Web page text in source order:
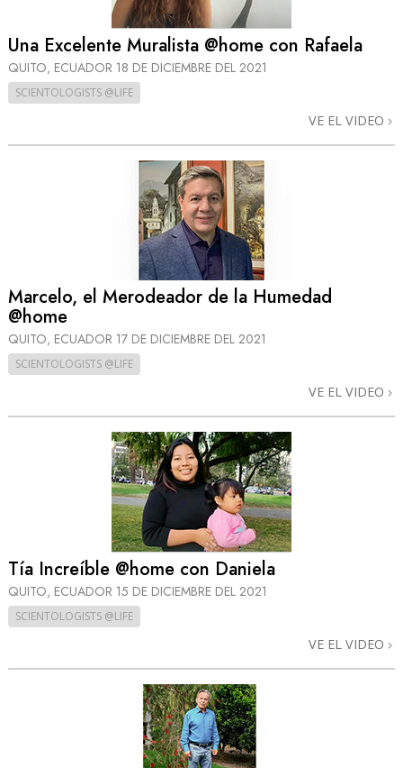
Una Excelente Muralista @home con Rafaela
QUITO, ECUADOR 18 DE DICIEMBRE DEL 2021
SCIENTOLOGISTS @LIFE
VE EL VIDEO
Marcelo, el Merodeador de la Humedad
@home
QUITO, ECUADOR 17 DE DICIEMBRE DEL 2021
SCIENTOLOGISTS @LIFE
VE EL VIDEO
Tía Increíble @home con Daniela
QUITO, ECUADOR 15 DE DICIEMBRE DEL 2021
SCIENTOLOGISTS @LIFE
VE EL VIDEO